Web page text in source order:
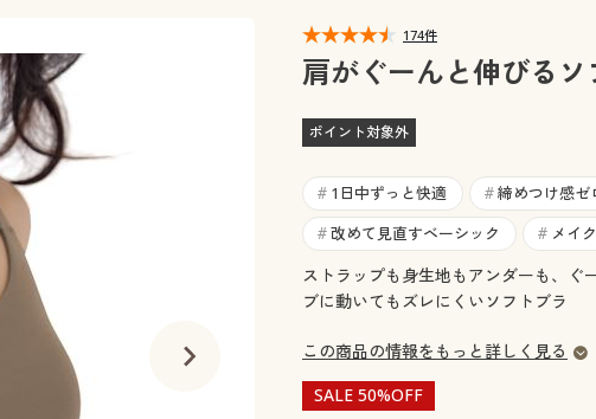
ッチン・雑貨・日用品
カーテン・ラグ・ファブリック
ジュニア・ティーン
174件
肩がぐーんと伸びるソ
ポイント対象外
# 1日中ずっと快適 # 締めつけ感ゼ
# 改めて見直すベーシック # メイ
ストラップも身生地もアンダーも、ぐ
ブに動いてもズレにくいソフトブラ
この商品の情報をもっと詳しく見る
SALE 50%OFF